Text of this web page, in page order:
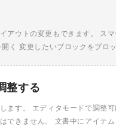
アウトの変更もできます。 ス
く 変更したいブロックをブロ
整する
ます。 エディタモードで調整
できません。 文書中にアイテ